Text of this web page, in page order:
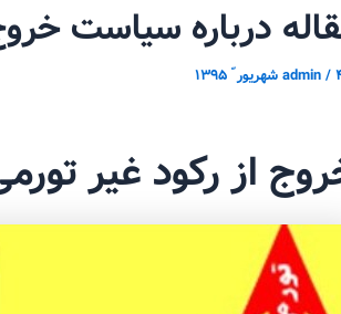
درباره سیاست
admin/۱۳۹۵
از رکود غیر